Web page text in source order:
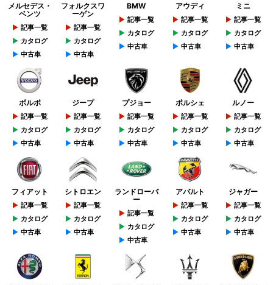
メルセデス・
ベンツ
記事一覧
カタログ
中古車
フォルクスワ
ーゲン
記事一覧
カタログ
中古車
BMW
記事一覧
カタログ
中古車
アウディ
記事一覧
カタログ
中古車
ミニ
記事一覧
カタログ
中古車
ボルボ
記事一覧
カタログ
中古車
ジープ
記事一覧
カタログ
中古車
プジョー
記事一覧
カタログ
中古車
ポルシェ
記事一覧
カタログ
中古車
ルノー
記事一覧
カタログ
中古車
フィアット
記事一覧
カタログ
中古車
シトロエン
記事一覧
カタログ
中古車
ランドローバ
ー
記事一覧
カタログ
中古車
アバルト
記事一覧
カタログ
中古車
ジャガー
記事一覧
カタログ
中古車